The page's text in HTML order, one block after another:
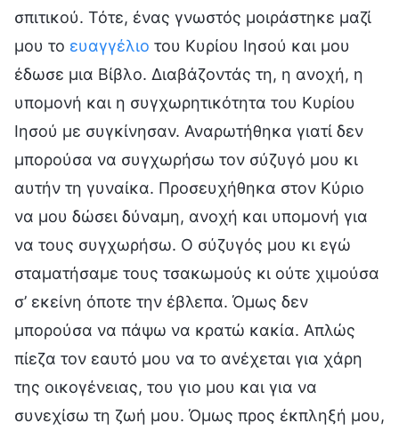
σπιτικού. Τότε, ένας γνωστός μοιράστηκε μαζί
μου το ευαγγέλιο του Κυρίου Ιησού και μου
έδωσε μια Βίβλο. Διαβάζοντάς τη, η ανοχή, η
υπομονή και η συγχωρητικότητα του Κυρίου
Ιησού με συγκίνησαν. Αναρωτήθηκα γιατί δεν
μπορούσα να συγχωρήσω τον σύζυγό μου κι
αυτήν τη γυναίκα. Προσευχήθηκα στον Κύριο
να μου δώσει δύναμη, ανοχή και υπομονή για
να τους συγχωρήσω. Ο σύζυγός μου κι εγώ
σταματήσαμε τους τσακωμούς κι ούτε χιμούσα
σ’ εκείνη όποτε την έβλεπα. Όμως δεν
μπορούσα να πάψω να κρατώ κακία. Απλώς
πίεζα τον εαυτό μου να το ανέχεται για χάρη
της οικογένειας, του γιο μου και για να
συνεχίσω τη ζωή μου. Όμως προς έκπληξή μου,